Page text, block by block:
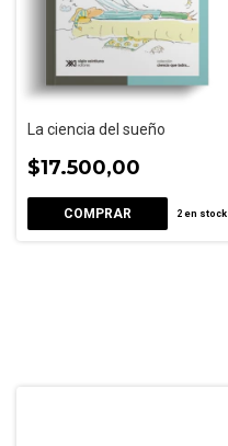
La ciencia del sueño
$17.500,00
2en stock